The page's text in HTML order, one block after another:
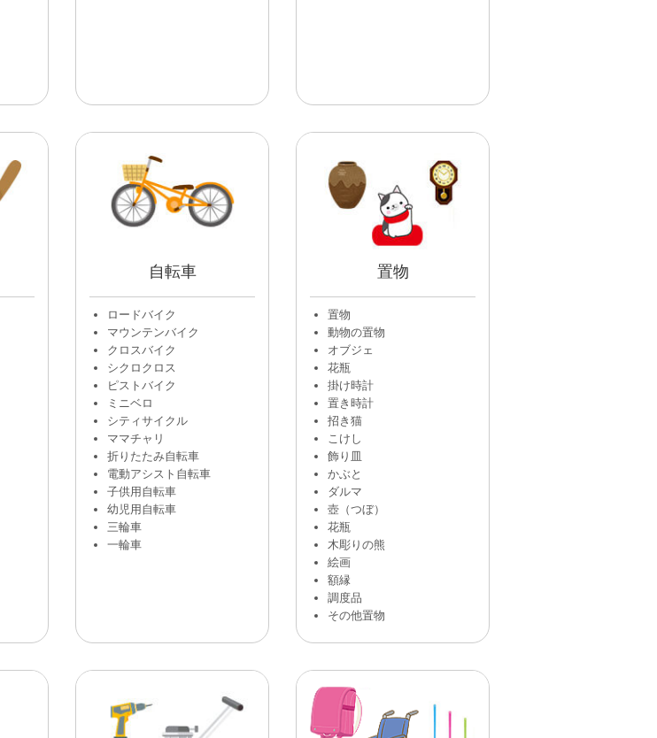
自転車
ロードバイク
マウンテンバイク
クロスバイク
シクロクロス
ピストバイク
ミニベロ
シティサイクル
ママチャリ
折りたたみ自転車
電動アシスト自転車
子供用自転車
幼児用自転車
三輪車
一輪車
置物
置物
動物の置物
オブジェ
花瓶
掛け時計
置き時計
招き猫
こけし
飾り皿
かぶと
ダルマ
壺（つぼ）
花瓶
木彫りの熊
絵画
額縁
調度品
その他置物